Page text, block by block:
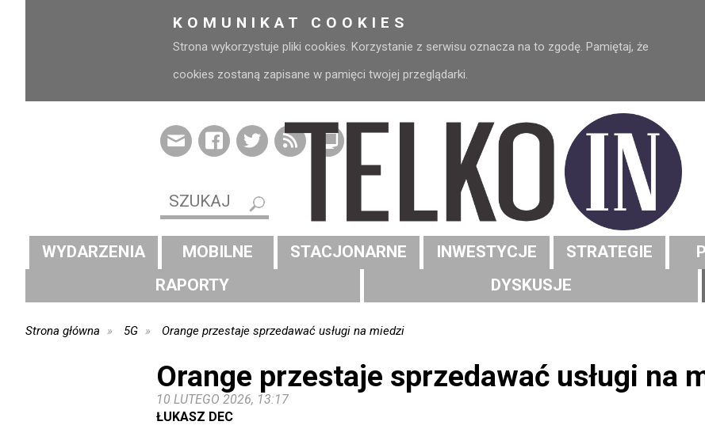
KOMUNIKAT COOKIES
Strona wykorzystuje pliki cookies. Korzystanie z serwisu oznacza na to zgodę. Pamiętaj, że
cookies zostaną zapisane w pamięci twojej przeglądarki.
WYDARZENIA MOBILNE STACJONARNE INWESTYCJE STRATEGIE
RAPORTY
DYSKUSJE
Strona główna 5G Orange przestaje sprzedawać usługi na miedzi
Orange przestaje sprzedawać usługi na
10 LUTEGO 2026, 13:17
ŁUKASZ DEC